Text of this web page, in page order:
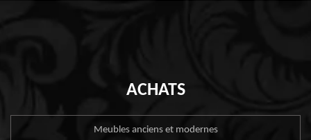
ACHATS
Meubles anciens et modernes